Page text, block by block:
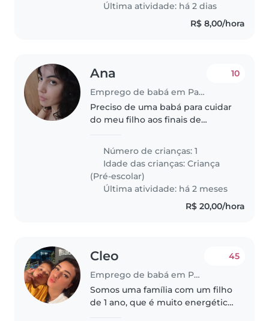
Última atividade: há 2 dias
R$ 8,00/hora
Ana
Emprego de babá em Paulista
10
Preciso de uma babá para cuidar
do meu filho aos finais de
necessário dormi no local, não
precisa fazer comida, já deixarei
pronto e apenas cuide da..
Número de crianças: 1
Idade das crianças:Criança
(Pré-escolar)
Última atividade: há 2 meses
R$ 20,00/hora
Cleo
Emprego de babá em Paulista
45
Somos uma família com um filho
de 1 ano, que é muito energético,